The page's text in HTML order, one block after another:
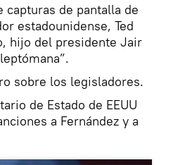
capturas de pantalla de
estadounidense, Ted
hijo del presidente Jair
sobre los legisladores.
de Estado de EEUU
a Fernández y a